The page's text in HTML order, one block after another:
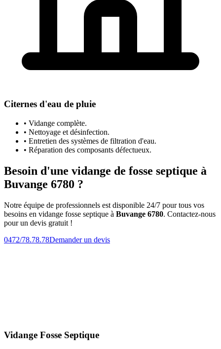
Citernes d'eau de pluie
• Vidange complète.
• Nettoyage et désinfection.
• Entretien des systèmes de filtration d'eau.
• Réparation des composants défectueux.
Besoin d'une vidange de fosse septique à
Buvange 6780 ?
Notre équipe de professionnels est disponible 24/7 pour tous vos
besoins en vidange fosse septique à Buvange 6780. Contactez-nous
pour un devis gratuit !
0472/78.78.78Demander un devis
Vidange Fosse Septique